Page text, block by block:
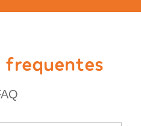
frequentes